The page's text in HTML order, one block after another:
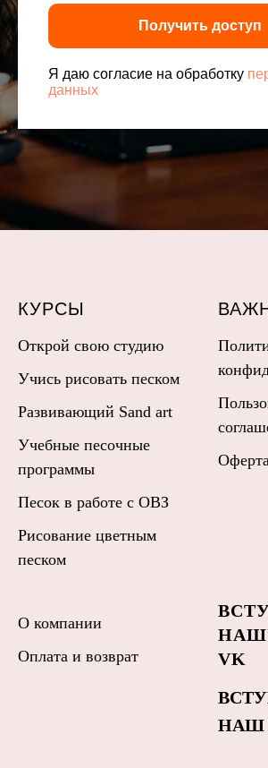
Получить доступ
Я даю согласие на обработку
данных
КУРСЫ
Открой свою студию
Учись рисовать песком
Развивающий Sand art
Учебные песочные
программы
Песок в работе с ОВЗ
Рисование цветным
песком
О компании
Оплата и возврат
VK
НАШ